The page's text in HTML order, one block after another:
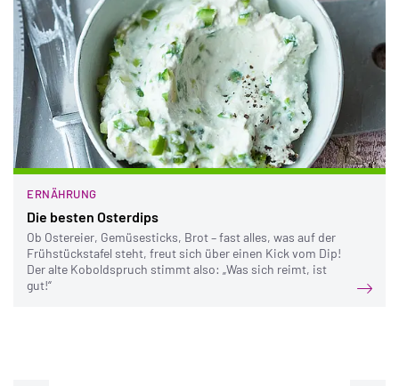
ERNÄHRUNG
Die besten Osterdips
Ob Ostereier, Gemüsesticks, Brot – fast alles, was auf der
Frühstückstafel steht, freut sich über einen Kick vom Dip!
Der alte Koboldspruch stimmt also: „Was sich reimt, ist
gut!“